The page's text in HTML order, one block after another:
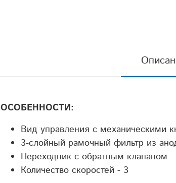
ОСОБЕННОСТИ:
Вид управления с механическими
3-слойный рамочный фильтр из
Переходник с обратным клапаном
Количество скоростей - 3